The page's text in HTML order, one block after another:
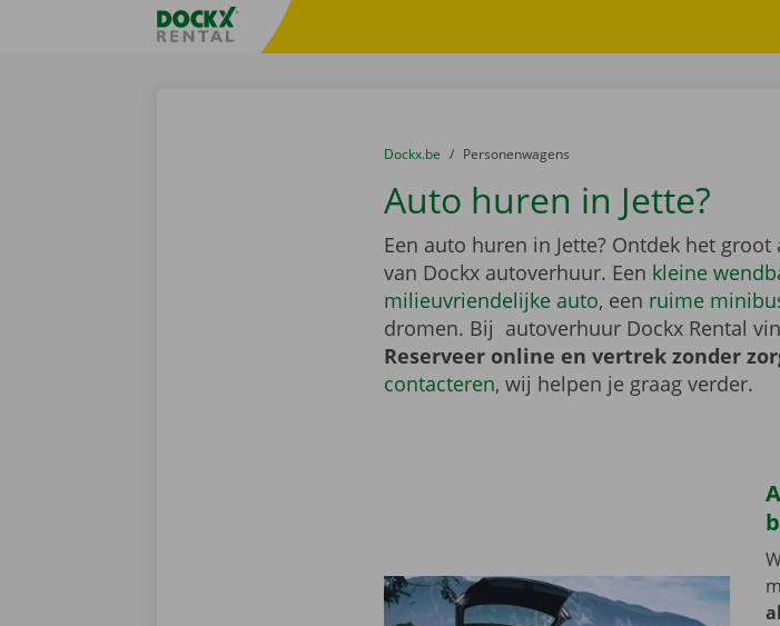
Taalselectie overslaanFratello DEMO
U bevindt zich hier:
van
Dockx.be naar
Personenwagens
Auto huren in Jette?
Een auto huren in Jette? Ontdek het
van Dockx autoverhuur. Een kleine
milieuvriendelijke auto, een ruime
dromen. Bij autoverhuur Dockx Rental
Reserveer online en vertrek zonder
contacteren, wij helpen je graag verder.